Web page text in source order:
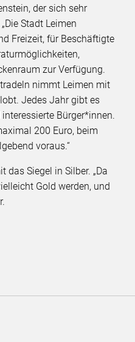
der sich sehr
Stadt Leimen
Freizeit, für Beschäftigte
zur Verfügung.
nimmt Leimen mit
Jedes Jahr gibt es
Bürger*innen.
200 Euro, beim
voraus.“
Siegel in Silber. „Da
Gold werden, und